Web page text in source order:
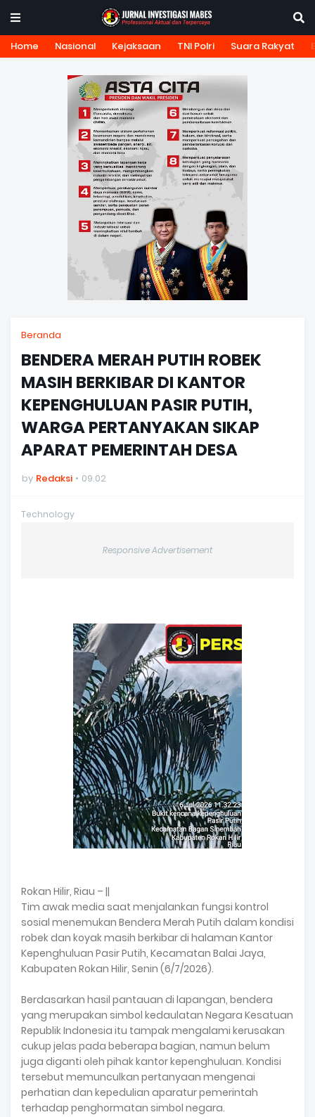
Home Nasional Kejaksaan TNI Polri Suara Rakyat
Beranda
BENDERA MERAH PUTIH ROBEK
MASIH BERKIBAR DI KANTOR
KEPENGHULUAN PASIR PUTIH,
WARGA PERTANYAKAN SIKAP
APARAT PEMERINTAH DESA
by Redaksi 09.02
Technology
Responsive Advertisement
Rokan Hilir, Riau – ||
Tim awak media saat menjalankan fungsi kontrol
sosial menemukan Bendera Merah Putih dalam kondisi
robek dan koyak masih berkibar di halaman Kantor
Kepenghuluan Pasir Putih, Kecamatan Balai Jaya,
Kabupaten Rokan Hilir, Senin (6/7/2026).
Berdasarkan hasil pantauan di lapangan, bendera
yang merupakan simbol kedaulatan Negara Kesatuan
Republik Indonesia itu tampak mengalami kerusakan
cukup jelas pada beberapa bagian, namun belum
juga diganti oleh pihak kantor kepenghuluan. Kondisi
tersebut memunculkan pertanyaan mengenai
perhatian dan kepedulian aparatur pemerintah
terhadap penghormatan simbol negara.